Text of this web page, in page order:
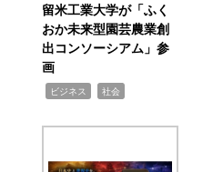
留米工業大学が「ふく
おか未来型園芸農業創
出コンソーシアム」参
画
ビジネス 社会